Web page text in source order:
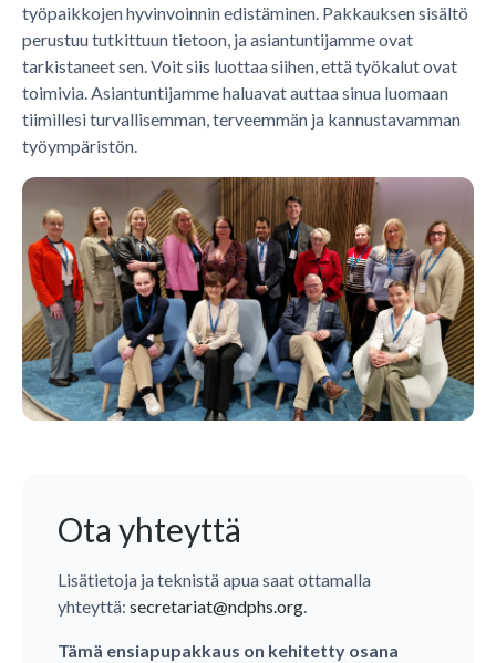
työpaikkojen hyvinvoinnin edistäminen. Pakkauksen sisältö
perustuu tutkittuun tietoon, ja asiantuntijamme ovat
tarkistaneet sen. Voit siis luottaa siihen, että työkalut ovat
toimivia. Asiantuntijamme haluavat auttaa sinua luomaan
tiimillesi turvallisemman, terveemmän ja kannustavamman
työympäristön.
Ota yhteyttä
Lisätietoja ja teknistä apua saat ottamalla
yhteyttä: secretariat@ndphs.org.
Tämä ensiapupakkaus on kehitetty osana